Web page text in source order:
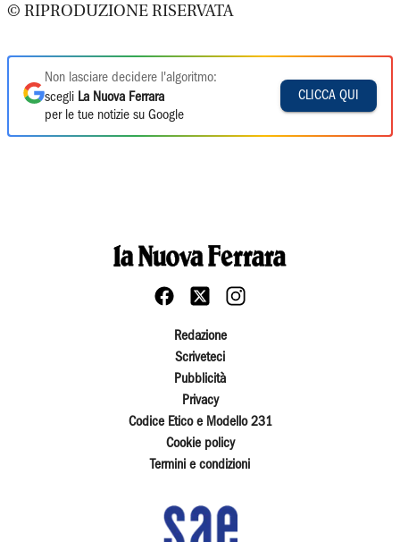
© RIPRODUZIONE RISERVATA
Non lasciare decidere l'algoritmo:
scegli La Nuova Ferrara
per le tue notizie su Google
CLICCA QUI
Redazione
Scriveteci
Pubblicità
Privacy
Codice Etico e Modello 231
Cookie policy
Termini e condizioni